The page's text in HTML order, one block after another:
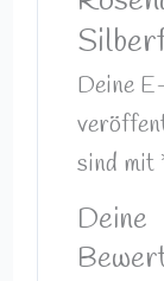
Deine
sind mit
Deine